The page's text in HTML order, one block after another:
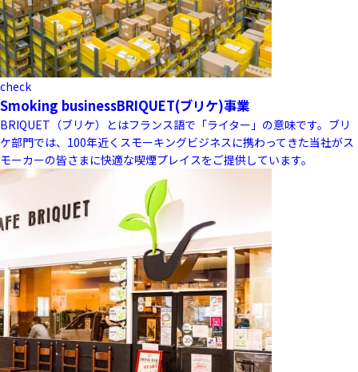
check
Smoking businessBRIQUET(ブリケ)事業
BRIQUET（ブリケ）とはフランス語で「ライター」の意味です。ブリ
ケ部門では、100年近くスモーキングビジネスに携わってきた当社がス
モーカーの皆さまに快適な喫煙プレイスをご提供しています。